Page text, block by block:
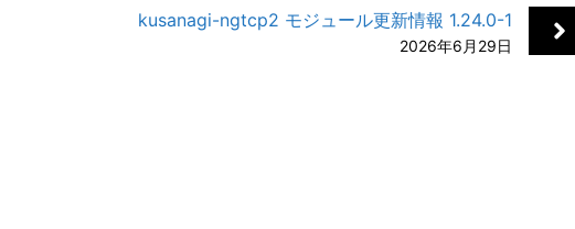
kusanagi-ngtcp2 モジュール更新情報 1.24.0-1
2026年6月29日